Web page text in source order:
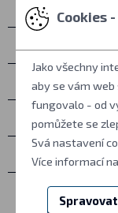
Kontakty
Vše o
Další
Ostatní
Cookies
Jako všechny
aby se vám
fungovalo - od
pomůžete se
Svá nastavení
Více informací